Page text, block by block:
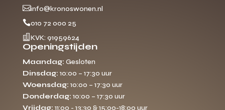
info@kronoswonen.nl
010 72 000 25
 KVK: 91959624
Openingstijden
Maandag: Gesloten
Dinsdag: 10:00 – 17:30 uur
Woensdag: 10:00 – 17:30 uur
Donderdag: 10:00 – 17:30 uur
Vrijdag: 11:00 - 13:30 & 15:00-18:00 uur